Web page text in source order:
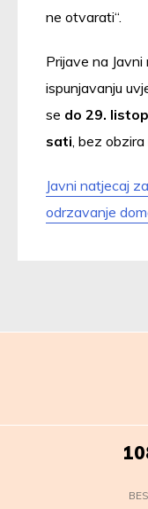
ne otvarati“.
Prijave na
ispunjavanju
se do 29.
sati , bez
Javni natjecaj
odrzavanje